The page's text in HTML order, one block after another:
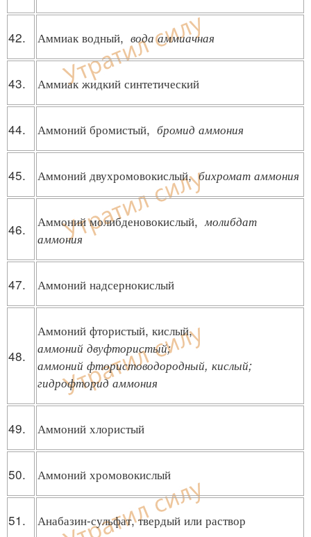
42. Аммиак водный, вода аммиачная
43. Аммиак жидкий синтетический
44. Аммоний бромистый, бромид аммония
45. Аммоний двухромовокислый,бихромат аммония
46. Аммоний молибденовокислый, молибдат
аммония
47. Аммоний надсернокислый
48.
Аммоний фтористый, кислый,
аммоний двуфтористый;
аммоний фтористоводородный, кислый;
гидрофторид аммония
49. Аммоний хлористый
50. Аммоний хромовокислый
51. Анабазин-сульфат, твердый или раствор